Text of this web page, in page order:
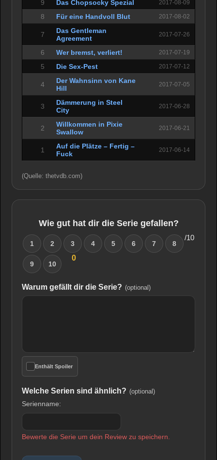
9 Das Chopsocky Spezial 2017-08-09
8 Für eine Handvoll Blut 2017-08-02
7
Das Gentleman
Agreement
2017-07-26
6 Wer bremst, verliert! 2017-07-19
5 Die Sex-Pest 2017-07-12
4
Der Wahnsinn von Kane
Hill
2017-07-05
3
Dämmerung in Steel
City
2017-06-28
2
Willkommen in Pixie
Swallow
2017-06-21
1
Auf die Plätze – Fertig –
Fuck
2017-06-14
(Quelle: thetvdb.com)
Wie gut hat dir die Serie gefallen?
1 2 3 4 5 6 7 8
9 10
0
/10
Warum gefällt dir die Serie? (optional)
Enthält Spoiler
Welche Serien sind ähnlich? (optional)
Serienname:
Bewerte die Serie um dein Review zu speichern.